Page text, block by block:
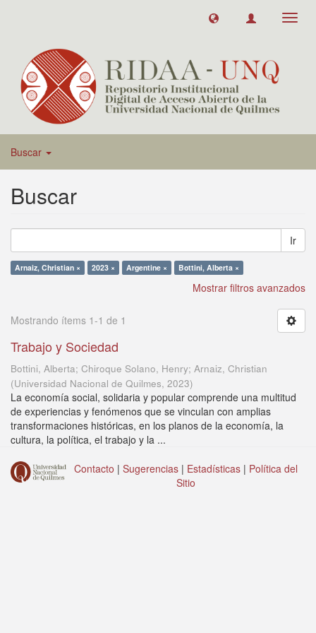
Buscar
Buscar
Ir
Arnaiz, Christian × 2023 × Argentine × Bottini, Alberta ×
Mostrar filtros avanzados
Mostrando ítems 1-1 de 1
Trabajo y Sociedad
Bottini, Alberta; Chiroque Solano, Henry; Arnaiz, Christian
(Universidad Nacional de Quilmes, 2023)
La economía social, solidaria y popular comprende una multitud
de experiencias y fenómenos que se vinculan con amplias
transformaciones históricas, en los planos de la economía, la
cultura, la política, el trabajo y la ...
Contacto | Sugerencias | Estadísticas | Política del
Sitio